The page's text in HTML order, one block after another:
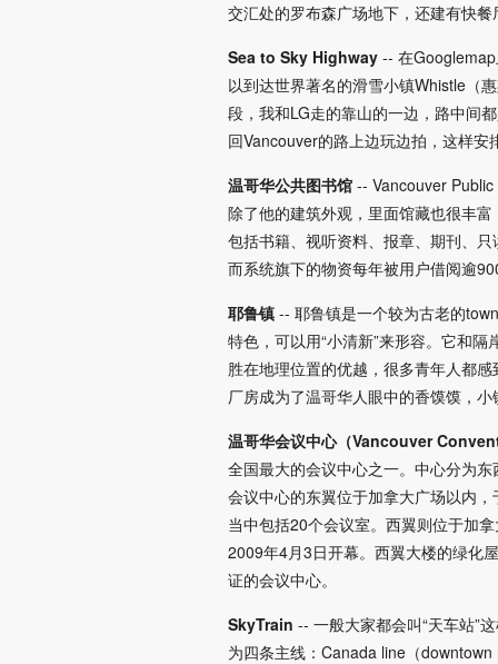
交汇处的罗布森广场地下，还建有快
Sea to Sky Highway -- 在
以到达世界著名的滑雪小镇Whistle（
段，我和LG走的靠山的一边，路中间
回Vancouver的路上边玩边拍，这样安
温哥华公共图书馆 -- Vancouver
除了他的建筑外观，里面馆藏也很丰
包括书籍、视听资料、报章、期刊、
而系统旗下的物资每年被用户借阅逾
耶鲁镇 -- 耶鲁镇是一个较为古老的
特色，可以用“小清新”来形容。它和
胜在地理位置的优越，很多青年人都
厂房成为了温哥华人眼中的香馍馍，
温哥华会议中心（Vancouver
全国最大的会议中心之一。中心分为
会议中心的东翼位于加拿大广场以内
当中包括20个会议室。西翼则位于加
2009年4月3日开幕。西翼大楼的绿化
证的会议中心。
SkyTrain -- 一般大家都会叫“天车站”
为四条主线：Canada line（